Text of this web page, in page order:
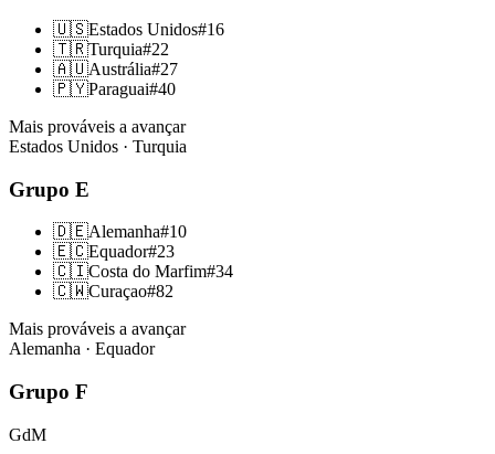
🇺🇸Estados Unidos#16
🇹🇷Turquia#22
🇦🇺Austrália#27
🇵🇾Paraguai#40
Mais prováveis a avançar
Estados Unidos · Turquia
Grupo E
🇩🇪Alemanha#10
🇪🇨Equador#23
🇨🇮Costa do Marfim#34
🇨🇼Curaçao#82
Mais prováveis a avançar
Alemanha · Equador
Grupo F
GdM